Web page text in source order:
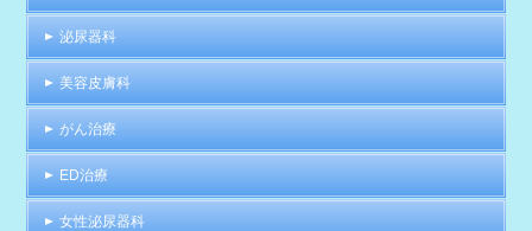
泌尿器科
美容皮膚科
がん治療
ED治療
女性泌尿器科